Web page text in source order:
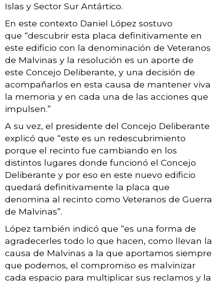
Islas y Sector Sur Antártico.
En este contexto Daniel López sostuvo
que “descubrir esta placa definitivamente en
este edificio con la denominación de Veteranos
de Malvinas y la resolución es un aporte de
este Concejo Deliberante, y una decisión de
acompañarlos en esta causa de mantener viva
la memoria y en cada una de las acciones que
impulsen.”
A su vez, el presidente del Concejo Deliberante
explicó que “este es un redescubrimiento
porque el recinto fue cambiando en los
distintos lugares donde funcionó el Concejo
Deliberante y por eso en este nuevo edificio
quedará definitivamente la placa que
denomina al recinto como Veteranos de Guerra
de Malvinas”.
López también indicó que “es una forma de
agradecerles todo lo que hacen, como llevan la
causa de Malvinas a la que aportamos siempre
que podemos, el compromiso es malvinizar
cada espacio para multiplicar sus reclamos y la